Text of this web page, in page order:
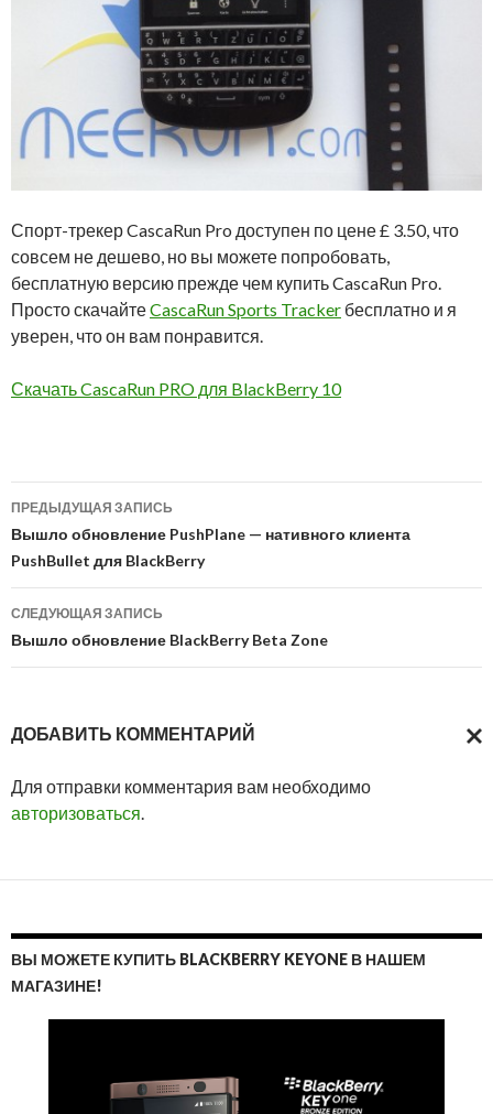
Спорт-трекер CascaRun Pro доступен по цене £ 3.50, что
совсем не дешево, но вы можете попробовать,
бесплатную версию прежде чем купить CascaRun Pro.
Просто скачайтеCascaRun Sports Tracker бесплатно и я
уверен, что он вам понравится.
Скачать CascaRun PRO для BlackBerry 10
Навигация
по
записям
ПРЕДЫДУЩАЯ ЗАПИСЬ
Вышло обновление PushPlane — нативного клиента
PushBullet для BlackBerry
СЛЕДУЮЩАЯ ЗАПИСЬ
Вышло обновление BlackBerry Beta Zone
ДОБАВИТЬ КОММЕНТАРИЙ
Для отправки комментария вам необходимо
авторизоваться.
ВЫ МОЖЕТЕ КУПИТЬ BLACKBERRY KEYONE В НАШЕМ
МАГАЗИНЕ!